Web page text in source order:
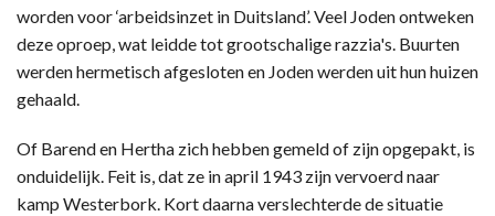
worden voor ‘arbeidsinzet in Duitsland’. Veel Joden ontweken
deze oproep, wat leidde tot grootschalige razzia's. Buurten
werden hermetisch afgesloten en Joden werden uit hun huizen
gehaald.
Of Barend en Hertha zich hebben gemeld of zijn opgepakt, is
onduidelijk. Feit is, dat ze in april 1943 zijn vervoerd naar
kamp Westerbork. Kort daarna verslechterde de situatie